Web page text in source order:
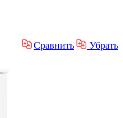
Сравнить
Убрать